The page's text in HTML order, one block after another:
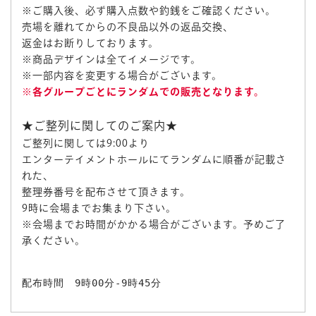
※ご購入後、必ず購入点数や釣銭をご確認ください。
売場を離れてからの不良品以外の返品交換、
返金はお断りしております。
※商品デザインは全てイメージです。
※一部内容を変更する場合がございます。
※各グループごとにランダムでの販売となります。
★ご整列に関してのご案内★
ご整列に関しては9:00より
エンターテイメントホールにてランダムに順番が記載さ
れた、
整理券番号を配布させて頂きます。
9時に会場までお集まり下さい。
※会場までお時間がかかる場合がございます。予めご了
承ください。